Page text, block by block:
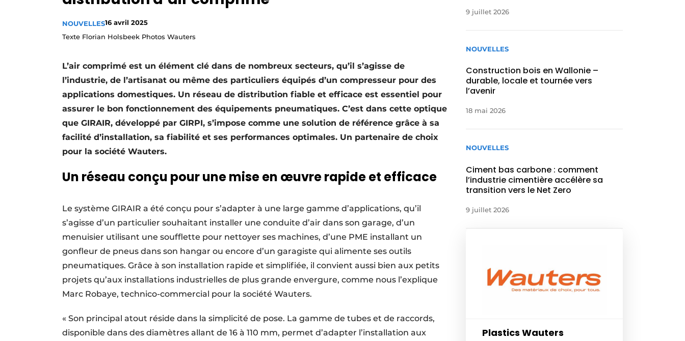
Video’s
NOUVELLES16 avril 2025
Texte Florian Holsbeek Photos Wauters
L’air comprimé est un élément clé dans de nombreux secteurs, qu’il s’agisse de
l’industrie, de l’artisanat ou même des particuliers équipés d’un compresseur pour des
applications domestiques. Un réseau de distribution fiable et efficace est essentiel pour
assurer le bon fonctionnement des équipements pneumatiques. C’est dans cette optique
que GIRAIR, développé par GIRPI, s’impose comme une solution de référence grâce à sa
facilité d’installation, sa fiabilité et ses performances optimales. Un partenaire de choix
pour la société Wauters.
Un réseau conçu pour une mise en œuvre rapide et efficace
Le système GIRAIR a été conçu pour s’adapter à une large gamme d’appli­cations, qu’il
s’agisse d’un particulier souhaitant installer une conduite d’air dans son garage, d’un
menuisier utilisant une soufflette pour nettoyer ses machines, d’une PME installant un
gonfleur de pneus dans son hangar ou encore d’un garagiste qui alimente ses outils
pneumatiques. Grâce à son installation rapide et simplifiée, il convient aussi bien aux petits
projets qu’aux installations industrielles de plus grande envergure, comme nous l’explique
Marc Robaye, technico-commercial pour la société Wauters.
« Son principal atout réside dans la simplicité de pose. La gamme de tubes et de raccords,
disponible dans des diamètres allant de 16 à 110 mm, permet d’adapter l’installation aux
9 juillet 2026
NOUVELLES
Construction bois en Wallonie –
durable, locale et tournée vers
l’avenir
18 mai 2026
NOUVELLES
Ciment bas carbone : comment
l’industrie cimentière accélère sa
transition vers le Net Zero
9 juillet 2026
Plastics Wauters